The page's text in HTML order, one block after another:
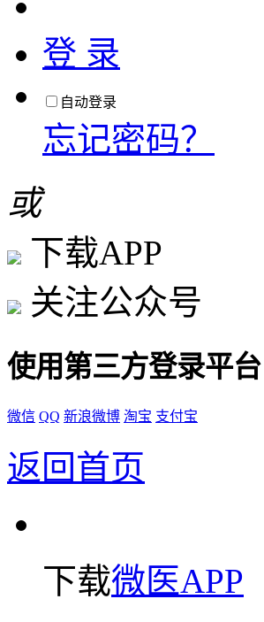
登 录
自动登录
忘记密码？
或
下载APP
关注公众号
使用第三方登录平台
微信 QQ 新浪微博 淘宝 支付宝
返回首页
下载微医APP